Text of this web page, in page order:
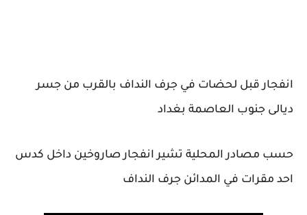
انفجار قبل لحضات في جرف النداف بالقرب من جسر
ديالى جنوب العاصمة بغداد
حسب مصادر المحلية تشير انفجار صاروخين داخل كدس
احد مقرات في المدائن جرف النداف